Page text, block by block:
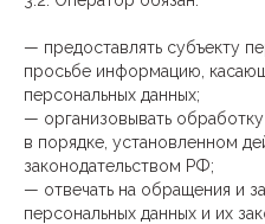
— предоставлять субъекту
просьбе информацию,
персональных данных;
— организовывать
в порядке, установленном
законодательством РФ;
— отвечать на обращения и
персональных данных и их